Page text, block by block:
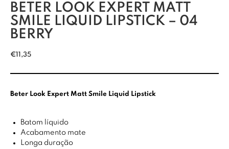
BETER LOOK EXPERT MATT
SMILE LIQUID LIPSTICK – 04
BERRY
€11,35
Beter Look Expert Matt Smile Liquid Lipstick
Batom líquido
Acabamento mate
Longa duração